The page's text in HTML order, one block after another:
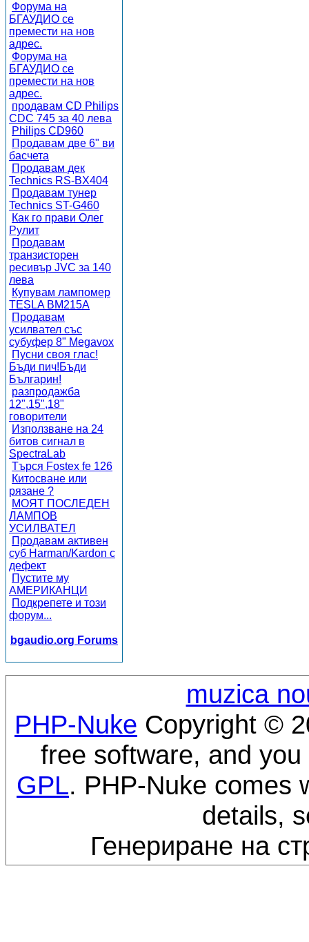
Форума на
БГАУДИО се
премести на нов
адрес.
Форума на
БГАУДИО се
премести на нов
адрес.
продавам CD Philips
CDC 745 за 40 лева
Philips CD960
Продавам две 6" ви
басчета
Продавам дек
Technics RS-BX404
Продавам тунер
Technics ST-G460
Как го прави Олег
Рулит
Продавам
транзисторен
ресивър JVC за 140
лева
Купувам лампомер
TESLA BM215A
Продавам
усилвател със
субуфер 8" Megavox
Пусни своя глас!
Бъди пич!Бъди
Българин!
разпродажба
12",15",18"
говорители
Използване на 24
битов сигнал в
SpectraLab
Търся Fostex fe 126
Китосване или
рязане ?
МОЯТ ПОСЛЕДЕН
ЛАМПОВ
УСИЛВАТЕЛ
Продавам активен
суб Harman/Kardon с
дефект
Пустите му
АМЕРИКАНЦИ
Подкрепете и този
форум...
bgaudio.org Forums
muzica
PHP-Nuke Copyright ©
free software, and
GPL. PHP-Nuke comes
details,
Генериране на